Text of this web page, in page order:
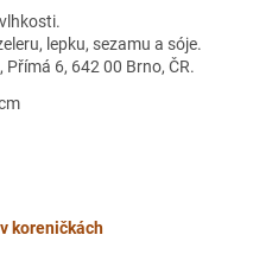
lepku, sezamu a sóje.
6, 642 00 Brno, ČR.
koreničkách